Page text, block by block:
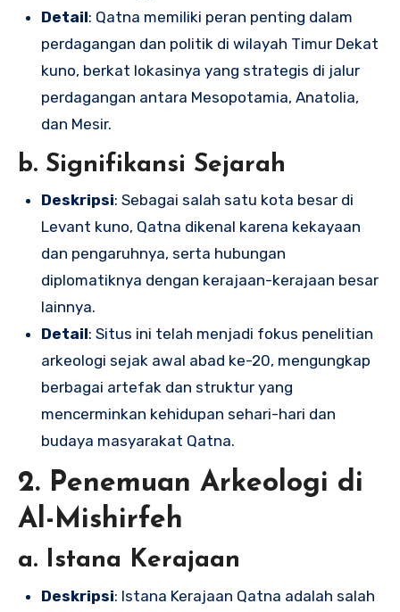
Detail: Qatna memiliki peran penting dalam
perdagangan dan politik di wilayah Timur Dekat
kuno, berkat lokasinya yang strategis di jalur
perdagangan antara Mesopotamia, Anatolia,
dan Mesir.
b. Signifikansi Sejarah
Deskripsi: Sebagai salah satu kota besar di
Levant kuno, Qatna dikenal karena kekayaan
dan pengaruhnya, serta hubungan
diplomatiknya dengan kerajaan-kerajaan besar
lainnya.
Detail: Situs ini telah menjadi fokus penelitian
arkeologi sejak awal abad ke-20, mengungkap
berbagai artefak dan struktur yang
mencerminkan kehidupan sehari-hari dan
budaya masyarakat Qatna.
2. Penemuan Arkeologi di
Al-Mishirfeh
a. Istana Kerajaan
Deskripsi: Istana Kerajaan Qatna adalah salah